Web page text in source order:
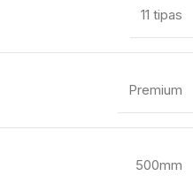
11 tipas
Premium
500mm